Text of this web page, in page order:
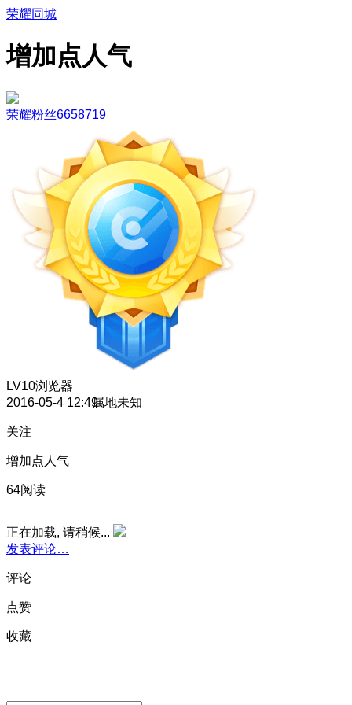
荣耀同城
增加点人气
荣耀粉丝6658719
LV10浏览器
2016-05-4 12:49属地未知
关注
增加点人气
64阅读
正在加载, 请稍候...
发表评论…
评论
点赞
收藏